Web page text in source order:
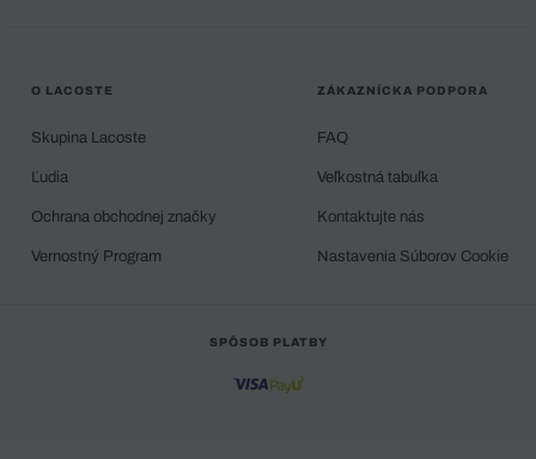
O LACOSTE
Skupina Lacoste
Ľudia
Ochrana obchodnej značky
Vernostný Program
ZÁKAZNÍCKA PODPORA
FAQ
Veľkostná tabuľka
Kontaktujte nás
Nastavenia Súborov Cookie
SPÔSOB PLATBY